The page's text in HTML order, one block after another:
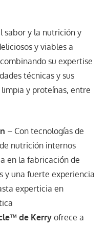
sabor y la nutrición y
y viables a
su expertise
técnicas y sus
y proteínas, entre
– Con tecnologías de
nutrición internos
en la fabricación de
y una fuerte experiencia
experticia en
™ de Kerryofrece a